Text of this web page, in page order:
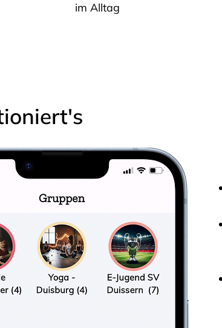
im Alltag